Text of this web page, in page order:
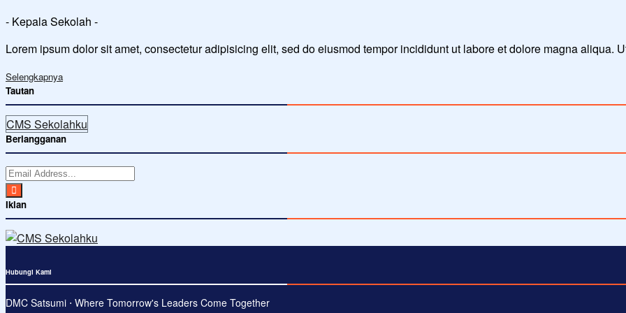
- Kepala Sekolah -
Lorem ipsum dolor sit amet, consectetur adipisicing elit, sed do eiusmod tempor incididunt ut labore et dolore magna aliqua.
Selengkapnya
Tautan
CMS Sekolahku
Berlangganan
Iklan
Hubungi Kami
DMC Satsumi ⋅ Where Tomorrow's Leaders Come Together